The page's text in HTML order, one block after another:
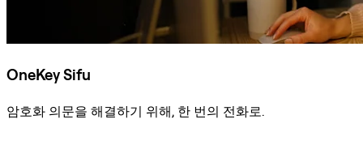
OneKey Sifu
암호화 의문을 해결하기 위해, 한 번의 전화로.